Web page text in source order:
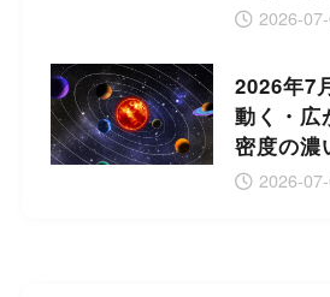
2026-
2026年7
動く・広
密度の濃
2026-